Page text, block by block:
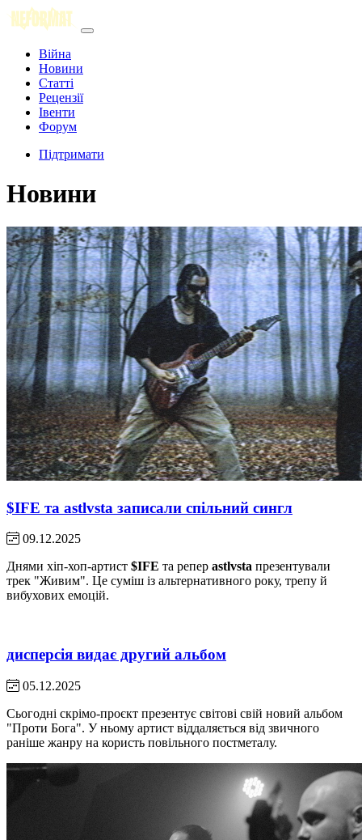
Війна
Новини
Статті
Рецензії
Івенти
Форум
Підтримати
Новини
$IFE та astlvsta записали спільний сингл
09.12.2025
Днями хіп-хоп-артист $IFE та репер astlvsta презентували
трек "Живим". Це суміш із альтернативного року, трепу й
вибухових емоцій.
дисперсія видає другий альбом
05.12.2025
Сьогодні скрімо-проєкт презентує світові свій новий альбом
"Проти Бога". У ньому артист віддаляється від звичного
раніше жанру на користь повільного постметалу.